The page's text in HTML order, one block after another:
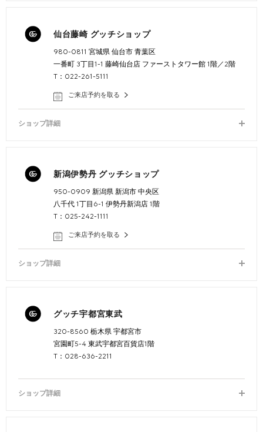
仙台藤崎 グッチショップ
980-0811 宮城県 仙台市 青葉区
一番町 3丁目1-1 藤崎仙台店 ファーストタワー館 1階／2階
T：022-261-5111
ご来店予約を取る
ショップ詳細
新潟伊勢丹 グッチショップ
950-0909 新潟県 新潟市 中央区
八千代 1丁目6-1 伊勢丹新潟店 1階
T：025-242-1111
ご来店予約を取る
ショップ詳細
グッチ宇都宮東武
320-8560 栃木県 宇都宮市
宮園町5-4 東武宇都宮百貨店1階
T：028-636-2211
ショップ詳細